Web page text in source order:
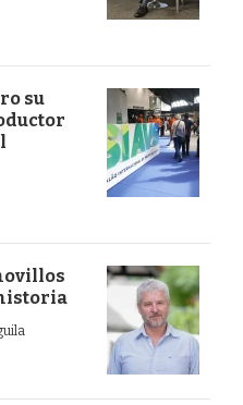
su